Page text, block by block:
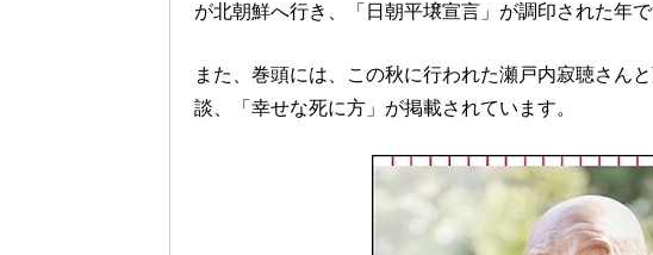
が北朝鮮へ行き、「日朝平壌宣言」が調印された年で
また、巻頭には、この秋に行われた瀬戸内寂聴さん
談、「幸せな死に方」が掲載されています。